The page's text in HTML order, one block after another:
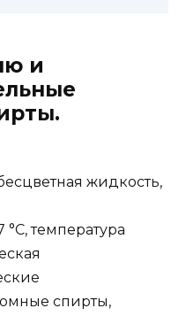
и
жидкость,
температура
спирты,